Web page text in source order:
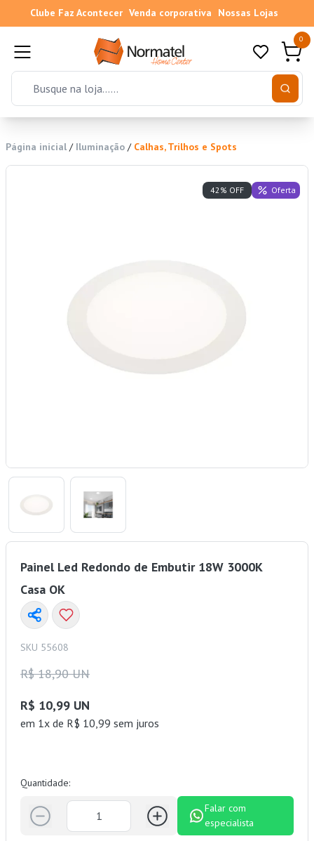
Clube Faz Acontecer Venda corporativa Nossas Lojas
0
Página inicial / Iluminação / Calhas, Trilhos e Spots
42% OFF Oferta
Painel Led Redondo de Embutir 18W 3000K
Casa OK
SKU 55608
R$ 18,90 UN
R$ 10,99 UN
em 1x de R$ 10,99 sem juros
Quantidade:
Falar com
especialista